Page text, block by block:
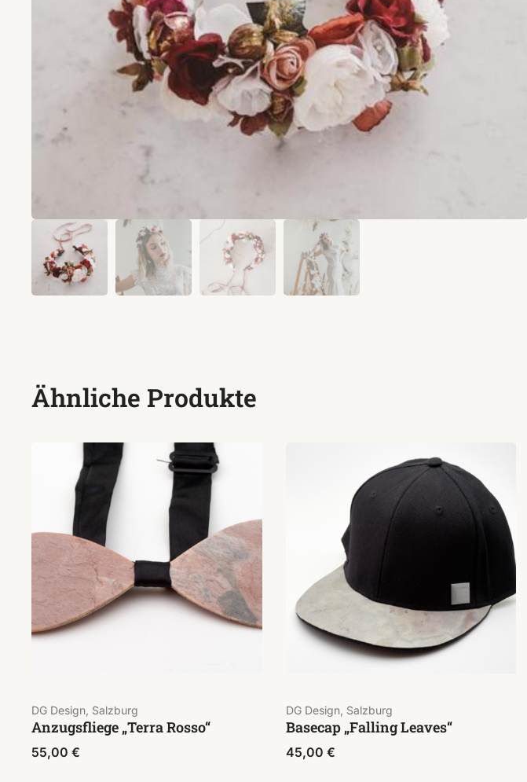
Ähnliche Produkte
DG Design, Salzburg
Anzugsfliege „Terra Rosso“
55,00 €
DG Design, Salzburg
Basecap „Falling Leaves“
45,00 €